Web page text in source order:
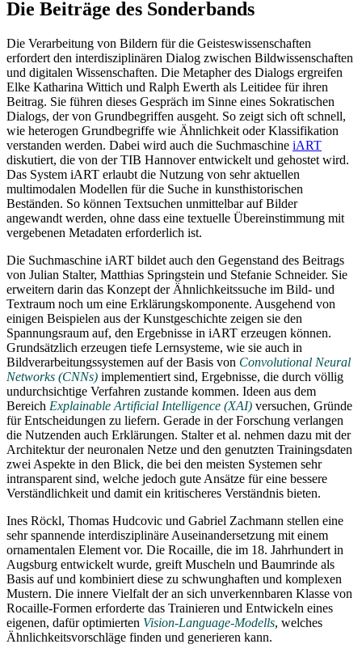
Die Beiträge des Sonderbands
Die Verarbeitung von Bildern für die Geisteswissenschaften
erfordert den interdisziplinären Dialog zwischen Bildwissenschaften
und digitalen Wissenschaften. Die Metapher des Dialogs ergreifen
Elke Katharina Wittich und Ralph Ewerth als Leitidee für ihren
Beitrag. Sie führen dieses Gespräch im Sinne eines Sokratischen
Dialogs, der von Grundbegriffen ausgeht. So zeigt sich oft schnell,
wie heterogen Grundbegriffe wie Ähnlichkeit oder Klassifikation
verstanden werden. Dabei wird auch die Suchmaschine iART
diskutiert, die von der TIB Hannover entwickelt und gehostet wird.
Das System iART erlaubt die Nutzung von sehr aktuellen
multimodalen Modellen für die Suche in kunsthistorischen
Beständen. So können Textsuchen unmittelbar auf Bilder
angewandt werden, ohne dass eine textuelle Übereinstimmung mit
vergebenen Metadaten erforderlich ist.
Die Suchmaschine iART bildet auch den Gegenstand des Beitrags
von Julian Stalter, Matthias Springstein und Stefanie Schneider. Sie
erweitern darin das Konzept der Ähnlichkeitssuche im Bild- und
Textraum noch um eine Erklärungskomponente. Ausgehend von
einigen Beispielen aus der Kunstgeschichte zeigen sie den
Spannungsraum auf, den Ergebnisse in iART erzeugen können.
Grundsätzlich erzeugen tiefe Lernsysteme, wie sie auch in
Bildverarbeitungssystemen auf der Basis von Convolutional Neural
Networks (CNNs) implementiert sind, Ergebnisse, die durch völlig
undurchsichtige Verfahren zustande kommen. Ideen aus dem
Bereich Explainable Artificial Intelligence (XAI) versuchen, Gründe
für Entscheidungen zu liefern. Gerade in der Forschung verlangen
die Nutzenden auch Erklärungen. Stalter et al. nehmen dazu mit der
Architektur der neuronalen Netze und den genutzten Trainingsdaten
zwei Aspekte in den Blick, die bei den meisten Systemen sehr
intransparent sind, welche jedoch gute Ansätze für eine bessere
Verständlichkeit und damit ein kritischeres Verständnis bieten.
Ines Röckl, Thomas Hudcovic und Gabriel Zachmann stellen eine
sehr spannende interdisziplinäre Auseinandersetzung mit einem
ornamentalen Element vor. Die Rocaille, die im 18. Jahrhundert in
Augsburg entwickelt wurde, greift Muscheln und Baumrinde als
Basis auf und kombiniert diese zu schwunghaften und komplexen
Mustern. Die innere Vielfalt der an sich unverkennbaren Klasse von
Rocaille-Formen erforderte das Trainieren und Entwickeln eines
eigenen, dafür optimierten Vision-Language-Modells, welches
Ähnlichkeitsvorschläge finden und generieren kann.